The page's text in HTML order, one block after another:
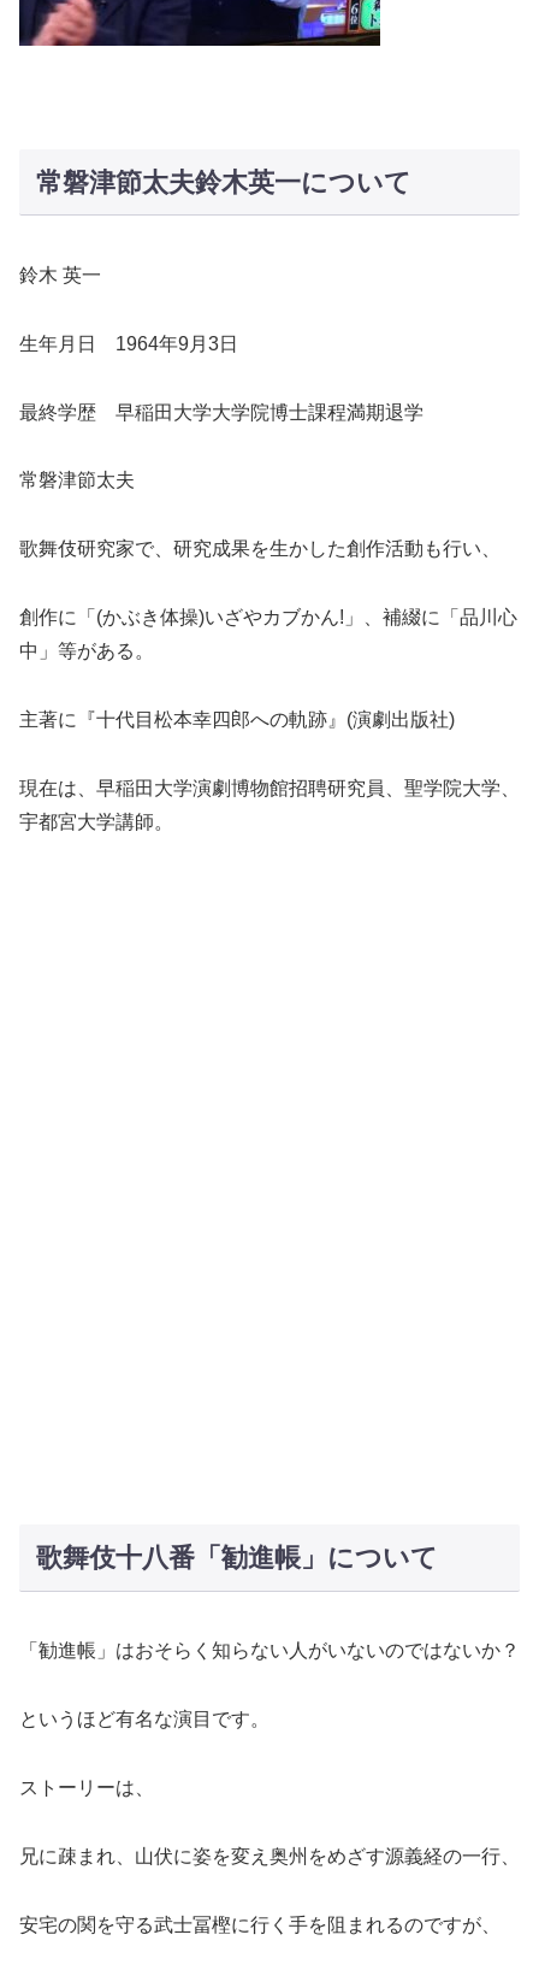
常磐津節太夫鈴木英一について
鈴木 英一
生年月日 1964年9月3日
最終学歴 早稲田大学大学院博士課程満期退学
常磐津節太夫
歌舞伎研究家で、研究成果を生かした創作活動も行い、
創作に「(かぶき体操)いざやカブかん!」、補綴に「品川心
中」等がある。
主著に『十代目松本幸四郎への軌跡』(演劇出版社)
現在は、早稲田大学演劇博物館招聘研究員、聖学院大学、
宇都宮大学講師。
歌舞伎十八番「勧進帳」について
「勧進帳」はおそらく知らない人がいないのではないか？
というほど有名な演目です。
ストーリーは、
兄に疎まれ、山伏に姿を変え奥州をめざす源義経の一行、
安宅の関を守る武士冨樫に行く手を阻まれるのですが、